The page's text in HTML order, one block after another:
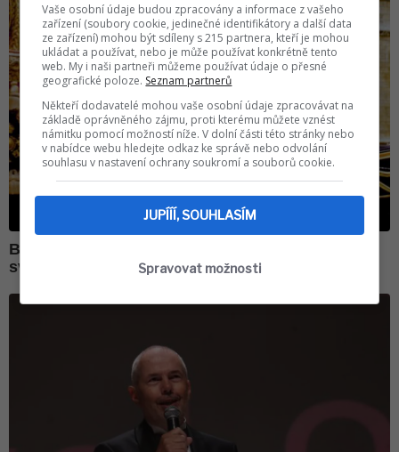
Vaše osobní údaje budou zpracovány a informace z vašeho
zařízení (soubory cookie, jedinečné identifikátory a další data
ze zařízení) mohou být sdíleny s 215 partnera, kteří je mohou
ukládat a používat, nebo je může používat konkrétně tento
web. My i naši partneři můžeme používat údaje o přesné
geografické poloze. Seznam partnerů
Někteří dodavatelé mohou vaše osobní údaje zpracovávat na
základě oprávněného zájmu, proti kterému můžete vznést
námitku pomocí možností níže. V dolní části této stránky nebo
v nabídce webu hledejte odkaz ke správě nebo odvolání
souhlasu v nastavení ochrany soukromí a souborů cookie.
JUPÍÍÍ, SOUHLASÍM
Spravovat možnosti